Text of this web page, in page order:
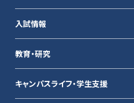
入試情報
教育・研究
キャンパスライフ・学生支援